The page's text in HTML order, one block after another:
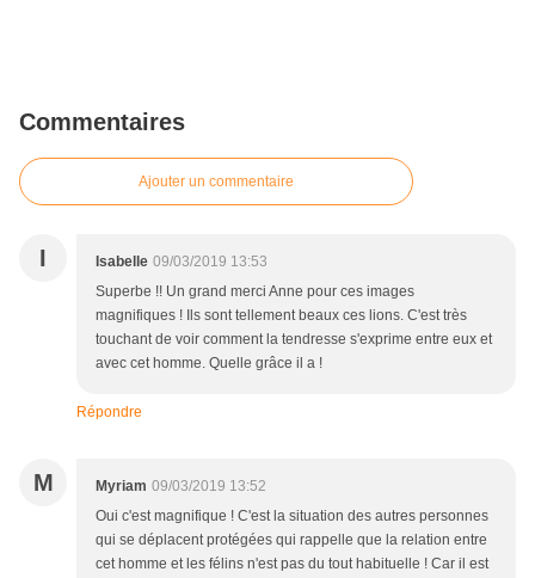
Commentaires
Ajouter un commentaire
I Isabelle 09/03/2019 13:53
Superbe !! Un grand merci Anne pour ces images
magnifiques ! Ils sont tellement beaux ces lions. C'est très
touchant de voir comment la tendresse s'exprime entre eux et
avec cet homme. Quelle grâce il a !
Répondre
M Myriam 09/03/2019 13:52
Oui c'est magnifique ! C'est la situation des autres personnes
qui se déplacent protégées qui rappelle que la relation entre
cet homme et les félins n'est pas du tout habituelle ! Car il est